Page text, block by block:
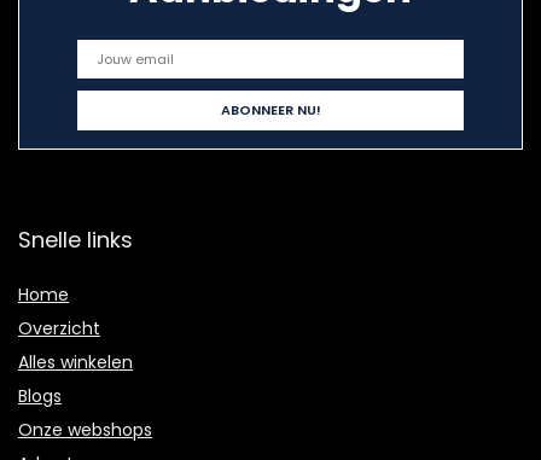
Snelle links
Home
Overzicht
Alles winkelen
Blogs
Onze webshops